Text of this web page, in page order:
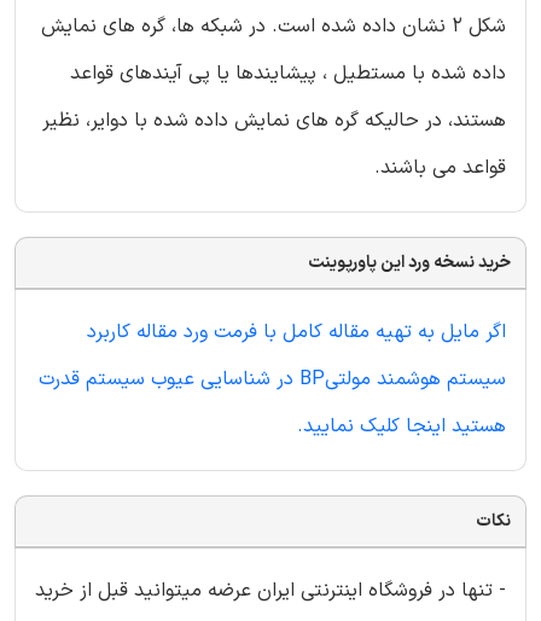
شکل 2 نشان داده شده است. در شبکه ها، گره های نمایش
داده شده با مستطیل ، پیشایندها یا پی آیندهای قواعد
هستند، در حالیکه گره های نمایش داده شده با دوایر، نظیر
قواعد می باشند.
خرید نسخه ورد این پاورپوینت
اگر مایل به تهیه مقاله کامل با فرمت ورد مقاله کاربرد
سیستم هوشمند مولتیBP در شناسایی عیوب سیستم قدرت
هستید اینجا کلیک نمایید.
نکات
- تنها در فروشگاه اینترنتی ایران عرضه میتوانید قبل از خرید